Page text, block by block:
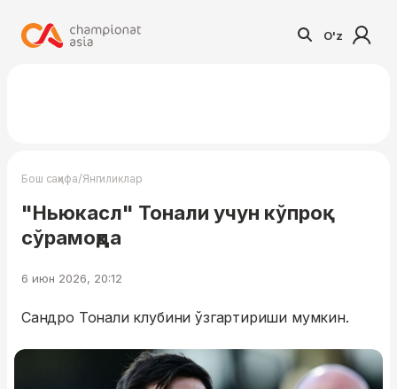
O'z
Бош саҳифа/Янгиликлар
"Ньюкасл" Тонали учун кўпроқ
сўрамоқда
6 июн 2026, 20:12
Сандро Тонали клубини ўзгартириши мумкин.